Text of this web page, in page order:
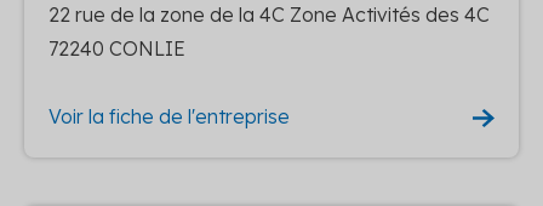
22 rue de la zone de la 4C Zone Activités des 4C
72240 CONLIE
Voir la fiche de l'entreprise